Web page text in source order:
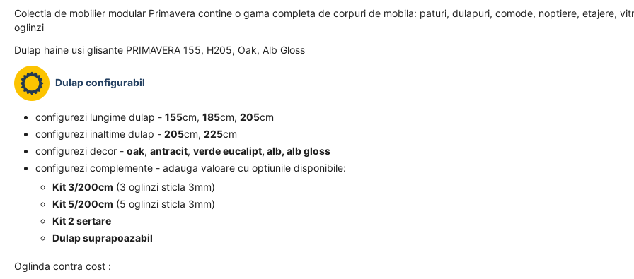
Colectia de mobilier modular Primavera contine o gama completa de corpuri de mobila: paturi, dulapuri, comode, noptiere, etajere,
oglinzi
Dulap haine usi glisante PRIMAVERA 155, H205, Oak, Alb Gloss
Dulap configurabil
configurezi lungime dulap - 155cm, 185cm, 205cm
configurezi inaltime dulap - 205cm, 225cm
configurezi decor - oak, antracit, verde eucalipt, alb, alb gloss
configurezi complemente - adauga valoare cu optiunile disponibile:
Kit 3/200cm (3 oglinzi sticla 3mm)
Kit 5/200cm (5 oglinzi sticla 3mm)
Kit 2 sertare
Dulap suprapoazabil
Oglinda contra cost :